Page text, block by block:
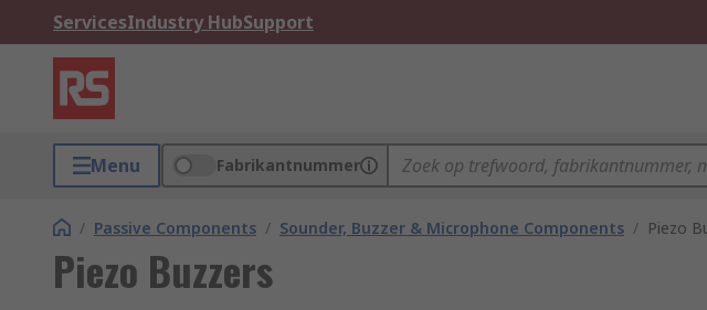
ServicesIndustry HubSupport
Menu Fabrikantnummer
/ Passive Components / Sounder, Buzzer & Microphone Components / Piezo
Piezo Buzzers